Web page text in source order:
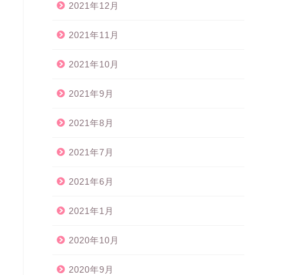
2021年12月
2021年11月
2021年10月
2021年9月
2021年8月
2021年7月
2021年6月
2021年1月
2020年10月
2020年9月